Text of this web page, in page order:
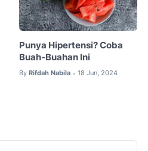
Punya Hipertensi? Coba
Buah-Buahan Ini
By Rifdah Nabila • 18 Jun, 2024